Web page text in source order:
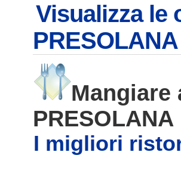
Visualizza le
PRESOLANA
Mangiare
PRESOLANA
I migliori